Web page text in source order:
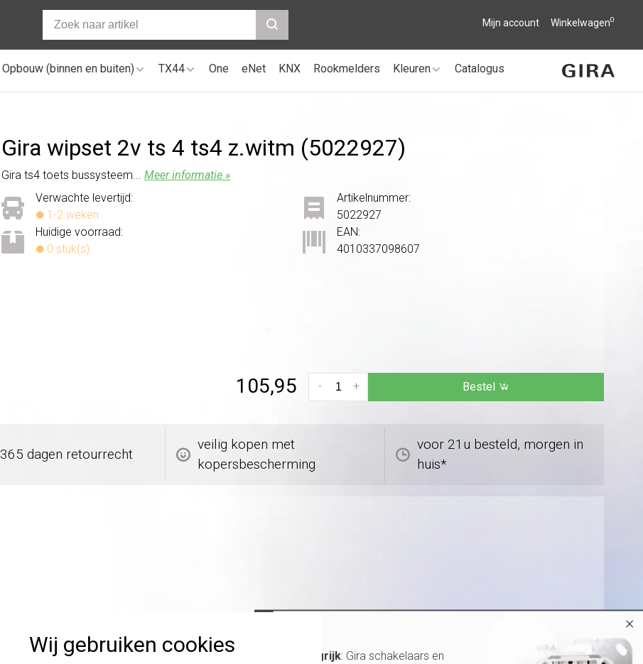
Wij gebruiken cookies
Mijn account Winkelwagen0
Opbouw (binnen en buiten) TX44 One eNet KNX Rookmelders Kleuren Catalogus
Gira wipset 2v ts 4 ts4 z.witm (5022927)
Gira ts4 toets bussysteem...Meer informatie »
Verwachte levertijd:
1-2 weken
Huidige voorraad:
0 stuk(s)
Artikelnummer:
5022927
EAN:
4010337098607
105,95 +
- Bestel
365 dagen retourrecht
veilig kopen met
kopersbescherming
voor 21u besteld, morgen in
huis*
×
Belangrijk: Gira schakelaars en